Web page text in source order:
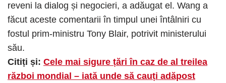
reveni la dialog și negocieri, a adăugat el. Wang a
făcut aceste comentarii în timpul unei întâlniri cu
fostul prim-ministru Tony Blair, potrivit ministerului
său.
Citiți și: Cele mai sigure țări în caz de al treilea
război mondial – iată unde să cauți adăpost